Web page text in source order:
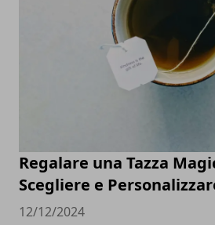
Regalare una Tazza
Scegliere e
12/12/2024